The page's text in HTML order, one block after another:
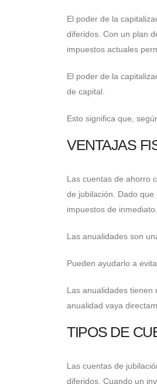
El poder de la
diferidos. Con un plan
impuestos actuales
El poder de la
de capital.
Esto significa que,
VENTAJAS
Las cuentas de ahorro
de jubilación. Dado
impuestos de inmediato.
Las anualidades son
Pueden ayudarlo a
Las anualidades tienen
anualidad vaya
TIPOS DE
Las cuentas de
diferidos. Cuando un